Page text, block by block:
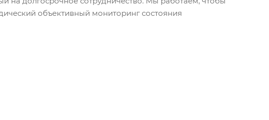
объективный мониторинг состояния